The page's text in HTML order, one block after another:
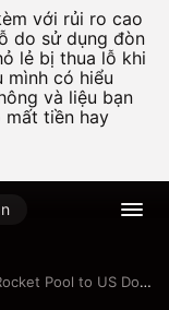
với rủi ro cao
do sử dụng đòn
lẻ bị thua lỗ khi
mình có hiểu
và liệu bạn
mất tiền hay
Pool to US Dollar